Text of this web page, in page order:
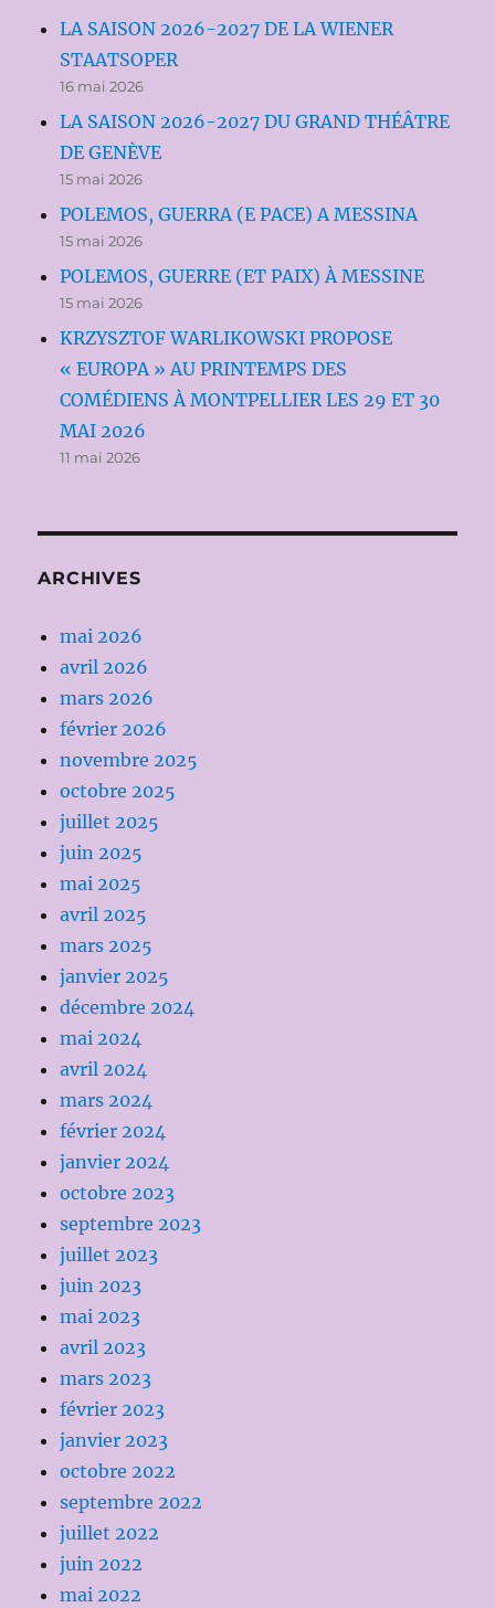
LA SAISON 2026-2027 DE LA WIENER
STAATSOPER
16 mai 2026
LA SAISON 2026-2027 DU GRAND THÉÂTRE
DE GENÈVE
15 mai 2026
POLEMOS, GUERRA (E PACE) A MESSINA
15 mai 2026
POLEMOS, GUERRE (ET PAIX) À MESSINE
15 mai 2026
KRZYSZTOF WARLIKOWSKI PROPOSE
« EUROPA » AU PRINTEMPS DES
COMÉDIENS À MONTPELLIER LES 29 ET 30
MAI 2026
11 mai 2026
ARCHIVES
mai 2026
avril 2026
mars 2026
février 2026
novembre 2025
octobre 2025
juillet 2025
juin 2025
mai 2025
avril 2025
mars 2025
janvier 2025
décembre 2024
mai 2024
avril 2024
mars 2024
février 2024
janvier 2024
octobre 2023
septembre 2023
juillet 2023
juin 2023
mai 2023
avril 2023
mars 2023
février 2023
janvier 2023
octobre 2022
septembre 2022
juillet 2022
juin 2022
mai 2022